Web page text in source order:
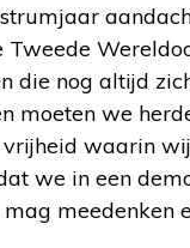
Tweede
die nog altijd
moeten we
waarin
we in een
meedenken